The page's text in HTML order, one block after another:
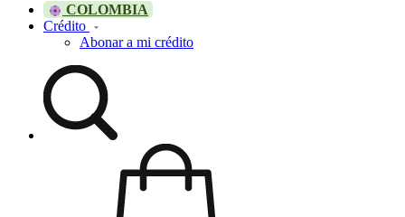
COLOMBIA
Crédito
Abonar a mi crédito